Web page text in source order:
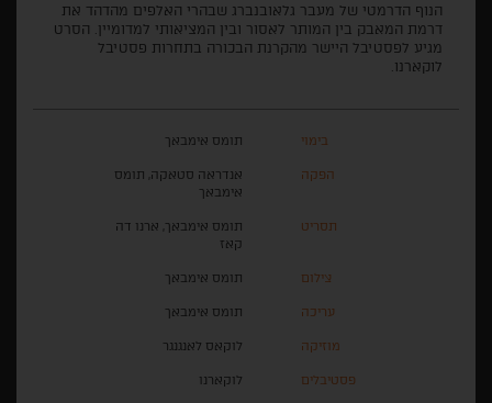
הנוף הדרמטי של מעבר גלאובנברג שבהרי האלפים מהדהד את
דרמת המאבק בין המותר לאסור ובין המציאותי למדומיין. הסרט
מגיע לפסטיבל היישר מהקרנת הבכורה בתחרות פסטיבל
לוקארנו.
בימוי תומס אימבאך
הפקה
אנדראה סטאקה, תומס
אימבאך
תסריט
תומס אימבאך, ארנו דה
קאז
צילום תומס אימבאך
עריכה תומס אימבאך
מוזיקה לוקאס לאנגנגר
פסטיבלים לוקארנו